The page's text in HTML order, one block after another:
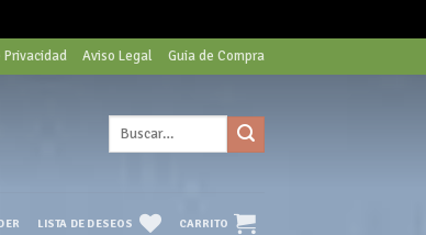
Aviso Legal Guia de Compra
Buscar
LISTA DE DESEOS CARRITO